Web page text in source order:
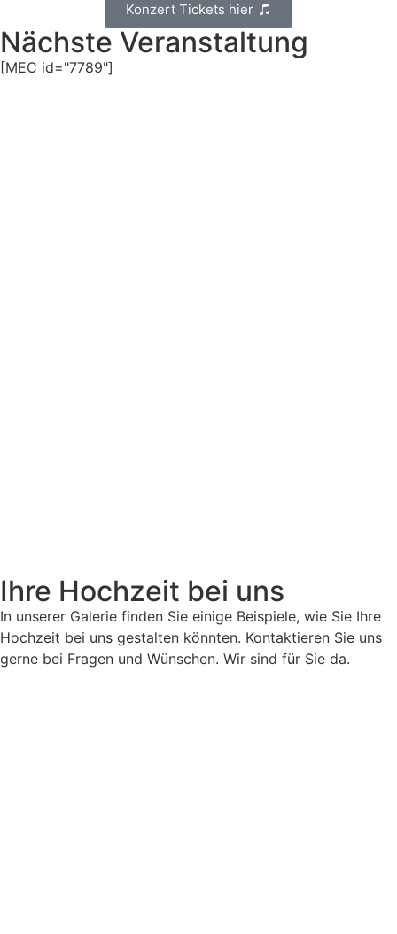
Konzert Tickets hier
Nächste Veranstaltung
[MEC id="7789"]
Ihre Hochzeit bei uns
In unserer Galerie finden Sie einige Beispiele, wie Sie Ihre
Hochzeit bei uns gestalten könnten. Kontaktieren Sie uns
gerne bei Fragen und Wünschen. Wir sind für Sie da.